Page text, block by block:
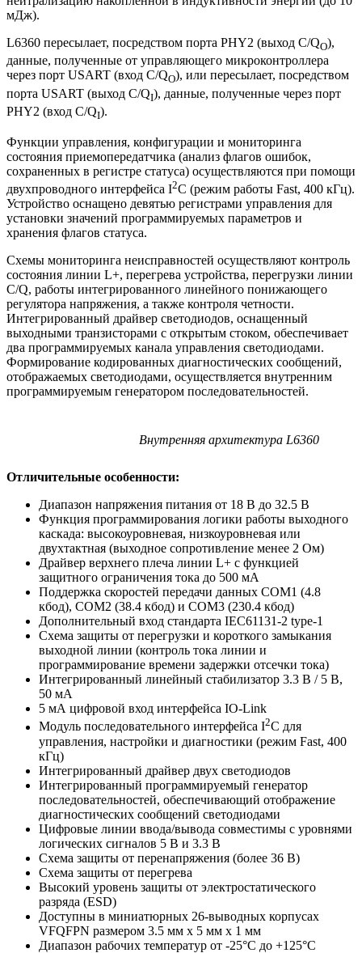
мДж).
L6360 пересылает, посредством порта PHY2 (выход C/QO),
данные, полученные от управляющего микроконтроллера
через порт USART (вход C/QO), или пересылает, посредством
порта USART (выход C/QI), данные, полученные через порт
PHY2 (вход C/QI).
Функции управления, конфигурации и мониторинга
состояния приемопередатчика (анализ флагов ошибок,
сохраненных в регистре статуса) осуществляются при помощи
двухпроводного интерфейса I2C (режим работы Fast, 400 кГц).
Устройство оснащено девятью регистрами управления для
установки значений программируемых параметров и
хранения флагов статуса.
Схемы мониторинга неисправностей осуществляют контроль
состояния линии L+, перегрева устройства, перегрузки линии
C/Q, работы интегрированного линейного понижающего
регулятора напряжения, а также контроля четности.
Интегрированный драйвер светодиодов, оснащенный
выходными транзисторами с открытым стоком, обеспечивает
два программируемых канала управления светодиодами.
Формирование кодированных диагностических сообщений,
отображаемых светодиодами, осуществляется внутренним
программируемым генератором последовательностей.
Внутренняя архитектура L6360
Отличительные особенности:
Диапазон напряжения питания от 18 В до 32.5 В
Функция программирования логики работы выходного
каскада: высокоуровневая, низкоуровневая или
двухтактная (выходное сопротивление менее 2 Ом)
Драйвер верхнего плеча линии L+ с функцией
защитного ограничения тока до 500 мА
Поддержка скоростей передачи данных COM1 (4.8
кбод), COM2 (38.4 кбод) и COM3 (230.4 кбод)
Дополнительный вход стандарта IEC61131-2 type-1
Схема защиты от перегрузки и короткого замыкания
выходной линии (контроль тока линии и
программирование времени задержки отсечки тока)
Интегрированный линейный стабилизатор 3.3 В / 5 В,
50 мА
5 мА цифровой вход интерфейса IO-Link
Модуль последовательного интерфейса I2C для
управления, настройки и диагностики (режим Fast, 400
кГц)
Интегрированный драйвер двух светодиодов
Интегрированный программируемый генератор
последовательностей, обеспечивающий отображение
диагностических сообщений светодиодами
Цифровые линии ввода/вывода совместимы с уровнями
логических сигналов 5 В и 3.3 В
Схема защиты от перенапряжения (более 36 В)
Схема защиты от перегрева
Высокий уровень защиты от электростатического
разряда (ESD)
Доступны в миниатюрных 26-выводных корпусах
VFQFPN размером 3.5 мм х 5 мм х 1 мм
Диапазон рабочих температур от -25°C до +125°C